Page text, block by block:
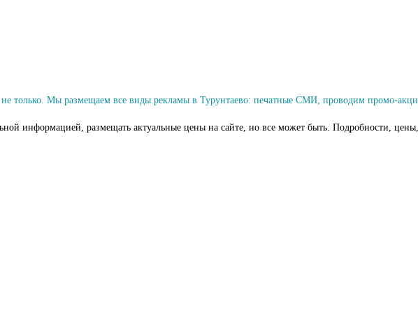
только. Мы размещаем все виды рекламы в Турунтаево: печатные СМИ, проводим промо-
информацией, размещать актуальные цены на сайте, но все может быть. Подробности,